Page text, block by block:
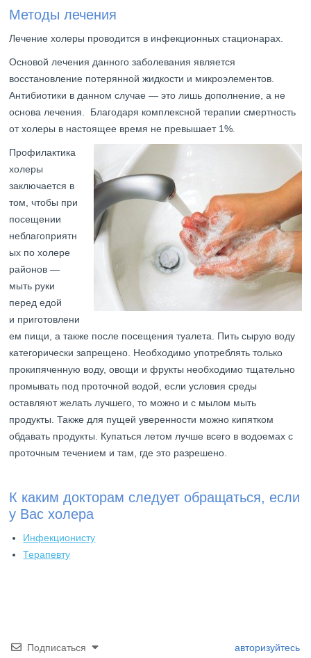
Методы лечения
Лечение холеры проводится в инфекционных стационарах.
Основой лечения данного заболевания является
восстановление потерянной жидкости и микроэлементов.
Антибиотики в данном случае — это лишь дополнение, а не
основа лечения. Благодаря комплексной терапии смертность
от холеры в настоящее время не превышает 1%.
Профилактика
холеры
заключается в
том, чтобы при
посещении
неблагоприятн
ых по холере
районов —
мыть руки
перед едой
и приготовлени
ем пищи, а также после посещения туалета. Пить сырую воду
категорически запрещено. Необходимо употреблять только
прокипяченную воду, овощи и фрукты необходимо тщательно
промывать под проточной водой, если условия среды
оставляют желать лучшего, то можно и с мылом мыть
продукты. Также для пущей уверенности можно кипятком
обдавать продукты. Купаться летом лучше всего в водоемах с
проточным течением и там, где это разрешено.
К каким докторам следует обращаться, если
у Вас холера
Инфекционисту
Терапевту
Подписаться авторизуйтесь